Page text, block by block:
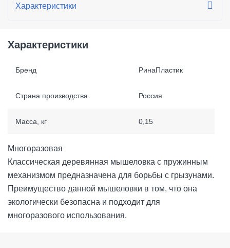
Характеристики
Бренд РинаПластик
Страна производства Россия
Масса, кг 0,15
Многоразовая
Классическая деревянная мышеловка с пружинным
механизмом предназначена для борьбы с грызунами.
Преимущество данной мышеловки в том, что она
экологически безопасна и подходит для
многоразового использования.